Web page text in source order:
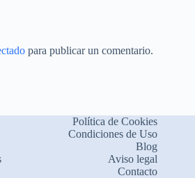
para publicar un comentario.
Política de Cookies
Condiciones de Uso
Blog
Aviso legal
Contacto